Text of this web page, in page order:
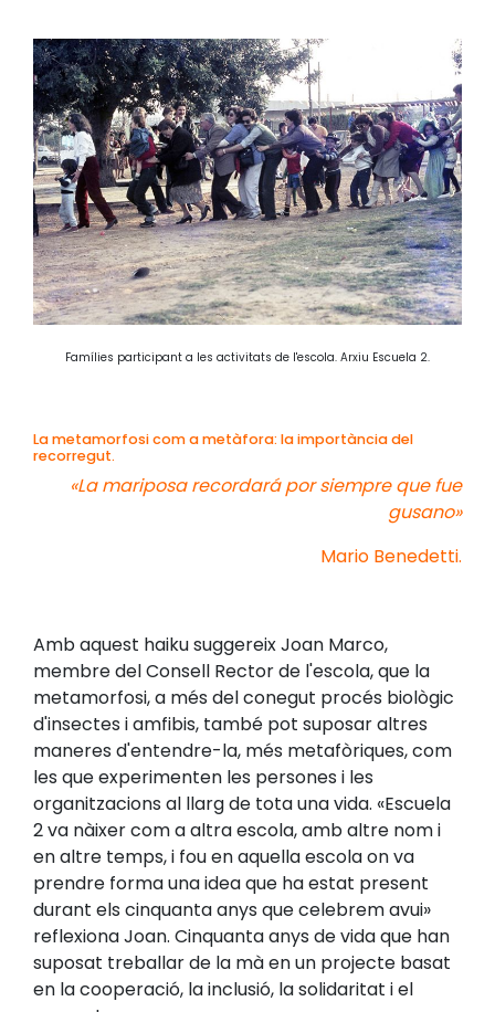
Famílies participant a les activitats de l'escola. Arxiu Escuela 2.
La metamorfosi com a metàfora: la importància del
recorregut.
«La mariposa recordará por siempre que fue
gusano»
Mario Benedetti.
Amb aquest haiku suggereix Joan Marco,
membre del Consell Rector de l'escola, que la
metamorfosi, a més del conegut procés biològic
d'insectes i amfibis, també pot suposar altres
maneres d'entendre-la, més metafòriques, com
les que experimenten les persones i les
organitzacions al llarg de tota una vida. «Escuela
2 va nàixer com a altra escola, amb altre nom i
en altre temps, i fou en aquella escola on va
prendre forma una idea que ha estat present
durant els cinquanta anys que celebrem avui»
reflexiona Joan. Cinquanta anys de vida que han
suposat treballar de la mà en un projecte basat
en la cooperació, la inclusió, la solidaritat i el